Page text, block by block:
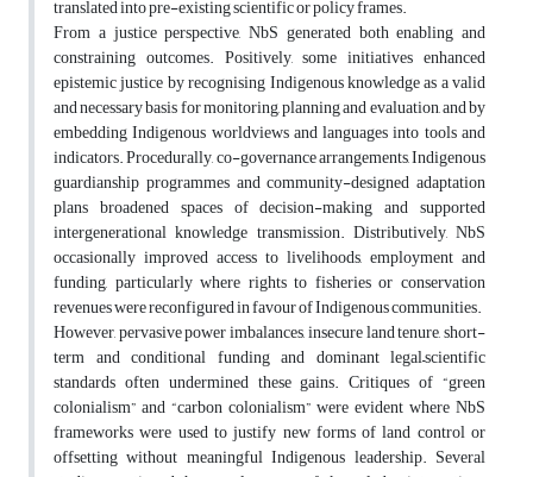
translated into pre-existing scientific or policy frames.
From a justice perspective, NbS generated both enabling and
constraining outcomes. Positively, some initiatives enhanced
epistemic justice by recognising Indigenous knowledge as a valid
and necessary basis for monitoring, planning and evaluation, and by
embedding Indigenous worldviews and languages into tools and
indicators. Procedurally, co-governance arrangements, Indigenous
guardianship programmes and community-designed adaptation
plans broadened spaces of decision-making and supported
intergenerational knowledge transmission. Distributively, NbS
occasionally improved access to livelihoods, employment and
funding, particularly where rights to fisheries or conservation
revenues were reconfigured in favour of Indigenous communities.
However, pervasive power imbalances, insecure land tenure, short-
term and conditional funding and dominant legal–scientific
standards often undermined these gains. Critiques of “green
colonialism” and “carbon colonialism” were evident where NbS
frameworks were used to justify new forms of land control or
offsetting without meaningful Indigenous leadership. Several